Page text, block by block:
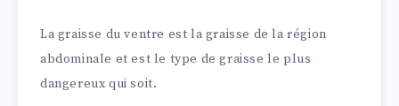
La graisse du ventre est la graisse de la région
abdominale et est le type de graisse le plus
dangereux qui soit.